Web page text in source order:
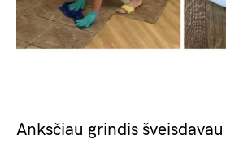
Anksčiau grindis